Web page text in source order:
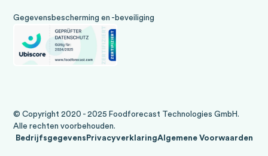
Gegevensbescherming en -beveiliging
© Copyright 2020 - 2025 Foodforecast Technologies GmbH.
Alle rechten voorbehouden.
Bedrijfsgegevens PrivacyverklaringAlgemene Voorwaarden